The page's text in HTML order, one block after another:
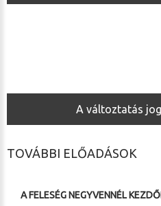
A változtatás
TOVÁBBI ELŐADÁSOK
A FELESÉG NEGYVENNÉL